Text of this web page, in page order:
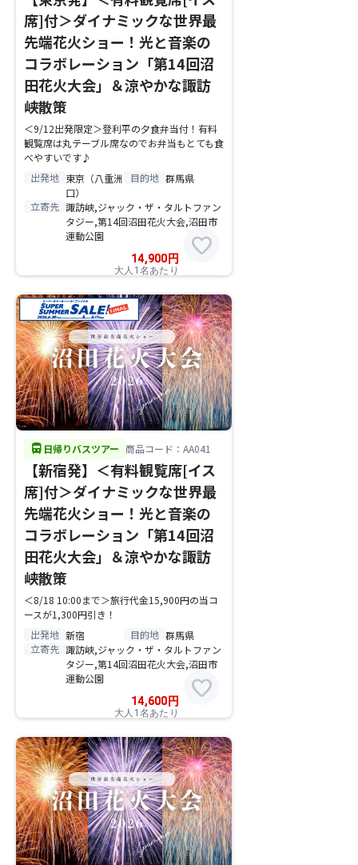
席]付＞ダイナミックな世界最
先端花火ショー！光と音楽の
コラボレーション「第14回沼
田花火大会」＆涼やかな諏訪
峡散策
＜9/12出発限定＞登利平の夕食弁当付！有料
観覧席は丸テーブル席なのでお弁当もとても食
べやすいです♪
出発地 東京（八重洲
口）
目的地 群馬県
立寄先 諏訪峡,ジャック・ザ・タルトファン
タジー,第14回沼田花火大会,沼田市
運動公園
14,900 円
大人1名あたり
favorite
directions_bus 日帰りバスツアー 商品コード：AA041
【新宿発】＜有料観覧席[イス
席]付＞ダイナミックな世界最
先端花火ショー！光と音楽の
コラボレーション「第14回沼
田花火大会」＆涼やかな諏訪
峡散策
＜8/18 10:00まで＞旅行代金15,900円の当コ
ースが1,300円引き！
出発地 新宿 目的地 群馬県
立寄先 諏訪峡,ジャック・ザ・タルトファン
タジー,第14回沼田花火大会,沼田市
運動公園
14,600 円
大人1名あたり
favorite